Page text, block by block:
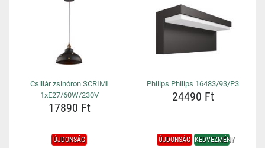
Csillár zsinóron SCRIMI
1xE27/60W/230V
17890 Ft
Philips Philips 16483/93/P3
24490 Ft
ÚJDONSÁG ÚJDONSÁG KEDVEZMÉNY